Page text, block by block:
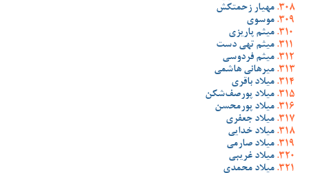
مهیار زحمتکش
موسوی
میثم پاریزی
میثم تهی دست
میثم فردوسی
میرهانی هاشمی
میلاد باقری
میلاد پورصف‌شکن
میلاد پورمحسن
میلاد جعفری
میلاد خدایی
میلاد صارمی
میلاد غریبی
میلاد محمدی